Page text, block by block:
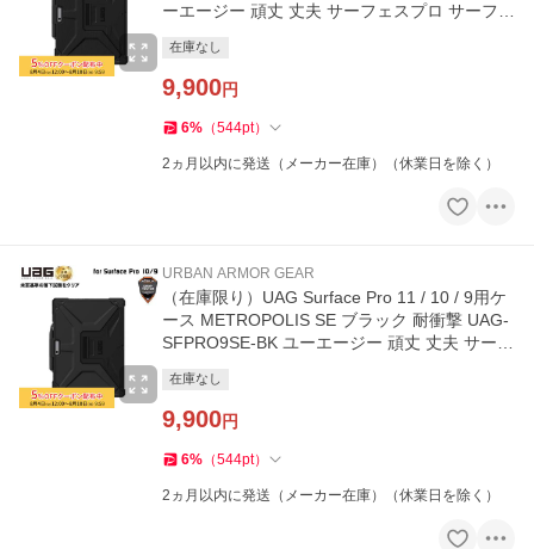
ーエージー 頑丈 丈夫 サーフェスプロ サーフェ
在庫なし
9,900円
6% （544pt）
2ヵ月以内に発送（メーカー在庫）（休業日を除く）
URBAN ARMOR GEAR
（在庫限り）UAG Surface Pro 11 / 10 / 9用ケ
ース METROPOLIS SE ブラック 耐衝撃 UAG-
SFPRO9SE-BK ユーエージー 頑丈 丈夫 サーフ
在庫なし
9,900円
6% （544pt）
2ヵ月以内に発送（メーカー在庫）（休業日を除く）